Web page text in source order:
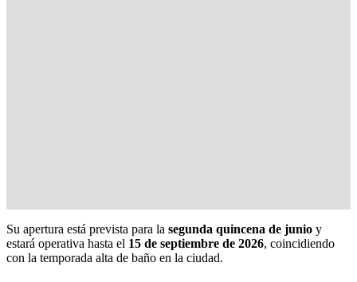
Su apertura está prevista para la segunda quincena de junio y
estará operativa hasta el 15 de septiembre de 2026, coincidiendo
con la temporada alta de baño en la ciudad.